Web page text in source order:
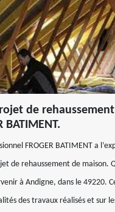
de
BATIMENT.
FROGER BATIMENT a
de rehaussement de maison.
à Andigne, dans le 49220.
des travaux réalisés et sur